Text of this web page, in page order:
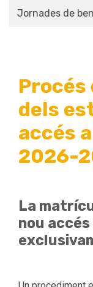
Jornades de
dels
accés
2026-
La
nou